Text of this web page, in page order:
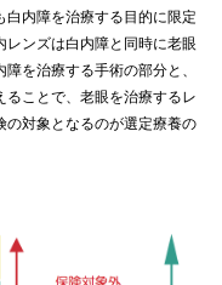
内障を治療する目的に限定
レンズは白内障と同時に老眼
を治療する手術の部分と、
ことで、老眼を治療するレ
の対象となるのが選定療養の